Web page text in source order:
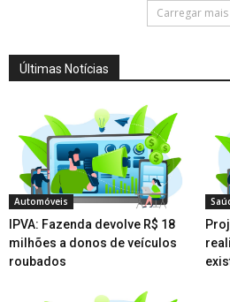
Carregar mais
Últimas Notícias
Automóveis
IPVA: Fazenda devolve R$ 18
milhões a donos de veículos
roubados